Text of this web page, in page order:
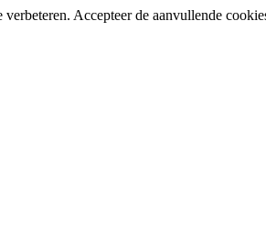
Accepteer de aanvullende